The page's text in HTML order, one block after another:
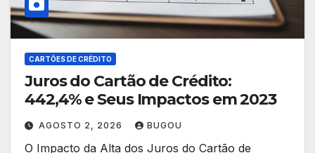
CARTÕES DE CRÉDITO
Juros do Cartão de Crédito:
442,4% e Seus Impactos em 2023
AGOSTO 2, 2026 BUGOU
O Impacto da Alta dos Juros do Cartão de